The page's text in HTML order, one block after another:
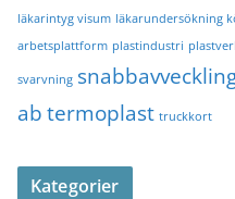
läkarintyg visum läkarundersökning
arbetsplattform plastindustri
svarvning
abtermoplast truckkort
Kategorier